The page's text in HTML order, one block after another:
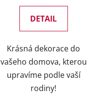
DETAIL
Krásná dekorace do
vašeho domova, kterou
upravíme podle vaší
rodiny!